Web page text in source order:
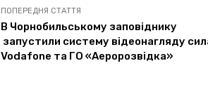
ПОПЕРЕДНЯ СТАТТЯ
В Чорнобильському заповіднику
запустили систему відеонагляду
Vodafone та ГО «Аеророзвідка»